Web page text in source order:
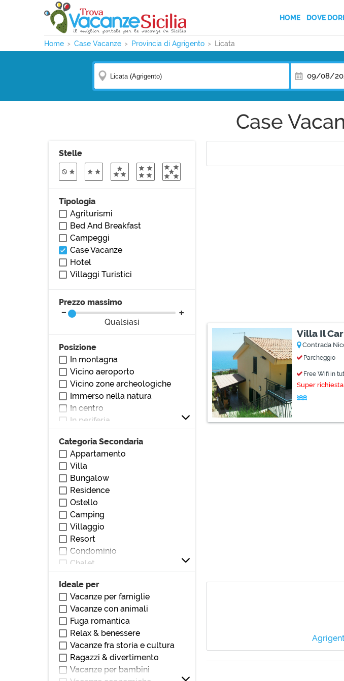
HOME DOVE
CASE
HOTEL
Home Case Vacanze Provincia di Agrigento Licata
09/08/
Case
Villa Il
Contrada
Parcheggio
Free Wifi in
Super
Stelle
Tipologia
Agriturismi
Bed And Breakfast
Campeggi
Case Vacanze
Hotel
Villaggi Turistici
Prezzo massimo
Qualsiasi
Posizione
In montagna
Vicino aeroporto
Vicino zone archeologiche
Immerso nella natura
In centro
In periferia
Vicino al lago
Vicino stazione
Vicino parchi/giardini
Vicino bar/ristoranti
Vicino club/discoteche
Vicino stadio
Vicino ospedali/cliniche
Vicino monumenti/zone di
interesse
Vicino università
Vicino centri commerciali
Vicino teatri/cinema
Categoria Secondaria
Appartamento
Villa
Bungalow
Residence
Ostello
Camping
Villaggio
Resort
Condominio
Chalet
Loft
Villetta a schiera
Dormitorio
Affittacamere
Locanda
Pensione
Dimora storica
Masseria
Ideale per
Vacanze per famiglie
Vacanze con animali
Fuga romantica
Relax & benessere
Vacanze fra storia e cultura
Ragazzi & divertimento
Vacanze per bambini